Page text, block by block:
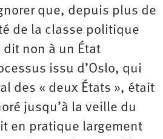
que, depuis plus de
de la classe politique
non à un État
issu d’Oslo, qui
des « deux États », était
jusqu’à la veille du
en pratique largement